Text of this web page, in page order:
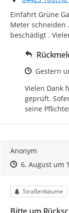
Einfahrt Grüne
Meter schneiden
beschädigt .
Zeitpunkt
Gestern
Vielen Dank
geprüft.
seine
Anonym
Zeitpunkt des
Zeitpunkt des
6. August um
Kategorie
Straßenbäume